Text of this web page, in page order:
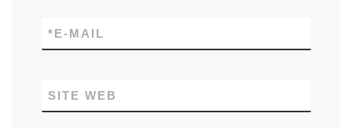
E-MAIL
*
SITE WEB